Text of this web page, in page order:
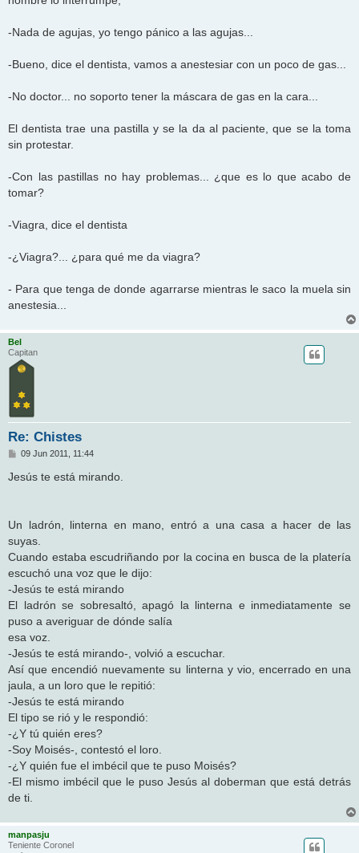
e
-Nada de agujas, yo tengo pánico a las agujas...
-Bueno, dice el dentista, vamos a anestesiar con un poco de gas...
-No doctor... no soporto tener la máscara de gas en la cara...
El dentista trae una pastilla y se la da al paciente, que se la toma
sin protestar.
-Con las pastillas no hay problemas... ¿que es lo que acabo de
tomar?
-Viagra, dice el dentista
-¿Viagra?... ¿para qué me da viagra?
- Para que tenga de donde agarrarse mientras le saco la muela sin
anestesia...
Bel
Capitan
Re: Chistes
M
n
09 Jun 2011, 11:44
Jesús te está mirando.
Un ladrón, linterna en mano, entró a una casa a hacer de las
suyas.
Cuando estaba escudriñando por la cocina en busca de la platería
escuchó una voz que le dijo:
-Jesús te está mirando
El ladrón se sobresaltó, apagó la linterna e inmediatamente se
puso a averiguar de dónde salía
esa voz.
-Jesús te está mirando-, volvió a escuchar.
Así que encendió nuevamente su linterna y vio, encerrado en una
jaula, a un loro que le repitió:
-Jesús te está mirando
El tipo se rió y le respondió:
-¿Y tú quién eres?
-Soy Moisés-, contestó el loro.
-¿Y quién fue el imbécil que te puso Moisés?
-El mismo imbécil que le puso Jesús al doberman que está detrás
de ti.
manpasju
Teniente Coronel